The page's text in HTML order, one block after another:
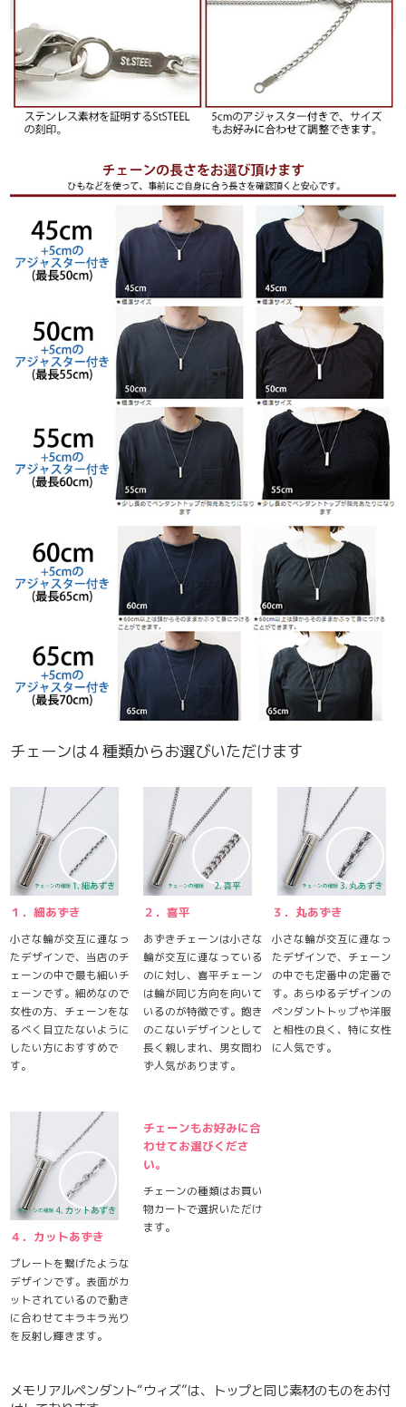
チェーンは４種類からお選びいただけます
１．細あずき
小さな輪が交互に連なっ
たデザインで、当店のチ
ェーンの中で最も細いチ
ェーンです。細めなので
女性の方、チェーンをな
るべく目立たないように
したい方におすすめで
す。
２．喜平
あずきチェーンは小さな
輪が交互に連なっている
のに対し、喜平チェーン
は輪が同じ方向を向いて
いるのが特徴です。飽き
のこないデザインとして
長く親しまれ、男女問わ
ず人気があります。
３．丸あずき
小さな輪が交互に連なっ
たデザインで、チェーン
の中でも定番中の定番で
す。あらゆるデザインの
ペンダントトップや洋服
と相性の良く、特に女性
に人気です。
４．カットあずき
プレートを繋げたような
デザインです。表面がカ
ットされているので動き
に合わせてキラキラ光り
を反射し輝きます。
チェーンもお好みに合
わせてお選びくださ
い。
チェーンの種類はお買い
物カートで選択いただけ
ます。
メモリアルペンダント“ウィズ”は、トップと同じ素材のものをお付